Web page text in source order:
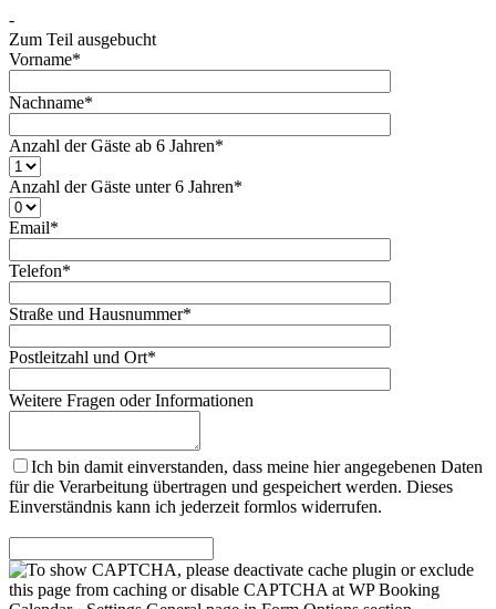
-
Zum Teil ausgebucht
Vorname*
Nachname*
Anzahl der Gäste ab 6 Jahren*
Anzahl der Gäste unter 6 Jahren*
Email*
Telefon*
Straße und Hausnummer*
Postleitzahl und Ort*
Weitere Fragen oder Informationen
Ich bin damit einverstanden, dass meine hier angegebenen Daten
für die Verarbeitung übertragen und gespeichert werden. Dieses
Einverständnis kann ich jederzeit formlos widerrufen.